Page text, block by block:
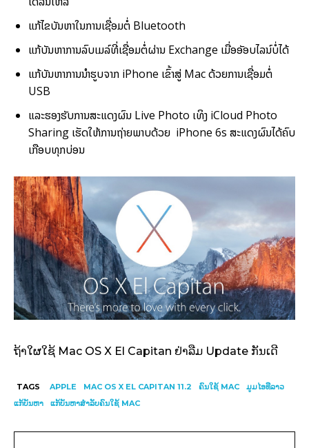
ແກ້​ໄຂ​ບັນຫາ​ໃນ​ການ​ເຊື່ອມ​ຕໍ່ Bluetooth
ແກ້​ບັນຫາ​ການ​ລົບ​ເມລ໌​ທີ່​ເຊື່ອມ​ຕໍ່​ຜ່ານ Exchange ເມື່ອ​ອັອບໄລນ໌​ບໍ່​ໄດ້
ແກ້​ບັນຫາ​ການ​ນຳ​ຮູບ​ຈາກ iPhone ເຂົ້າ​ສູ່ Mac ດ້ວຍ​ການ​ເຊື່ອມ​ຕໍ່
USB
ແລະ​ຮອງ​ຮັບ​ການ​ສະແດງ​ຜົນ Live Photo ເທິງ iCloud Photo
Sharing ເຮັດໃຫ້​ການ​ຖ່າຍ​ພາບ​ດ້ວຍ iPhone 6s ສະແດງ​ຜົນ​ໄດ້​ຄົບ​
ເກືອບ​ທຸກບ່ອນ
ຖ້າ​ໃຜ​ໃຊ້ Mac OS X El Capitan ຢ່າ​ລືມ Update ກັນ​ເດີ
TAGS APPLE MAC OS X EL CAPITAN 11.2 ຄົນໃຊ້ MAC
ມູມໄອທີລາວ
ແກ້ບັນຫາ
ແກ້ບັນຫາສຳລັບຄົນໃຊ້ MAC